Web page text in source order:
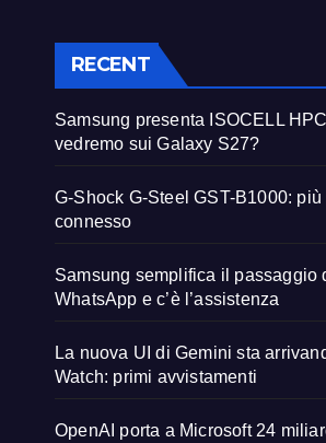
RECENT
Samsung presenta ISOCELL
vedremo sui Galaxy S27?
G-Shock G-Steel GST-B1000:
connesso
Samsung semplifica il passaggio
WhatsApp e c’è l’assistenza
La nuova UI di Gemini sta
Watch: primi avvistamenti
OpenAI porta a Microsoft 24